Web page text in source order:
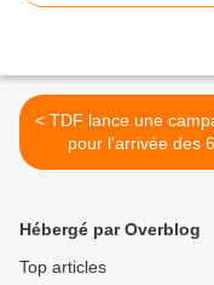
< TDF lance une campagne
pour l'arrivée des 6
nouvelles chaînes
Hébergé par Overblog
Top articles